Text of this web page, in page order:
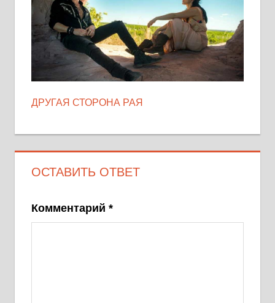
ДРУГАЯ СТОРОНА РАЯ
ОСТАВИТЬ ОТВЕТ
Комментарий *